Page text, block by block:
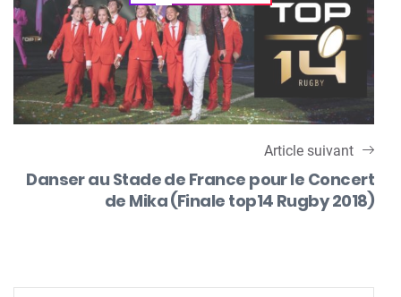
Article suivant
Danser au Stade de France pour le Concert
de Mika (Finale top14 Rugby 2018)